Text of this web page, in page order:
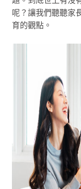
呢？讓我們聽聽家
育的觀點。